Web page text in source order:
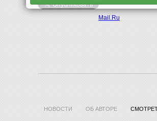
Mail.Ru
НОВОСТИ ОБ АВТОРЕ